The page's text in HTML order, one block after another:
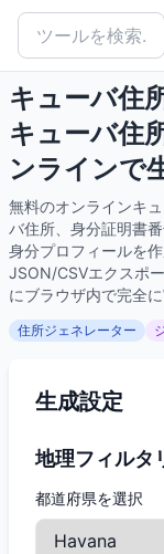
キューバ住
キューバ住
ンラインで
無料のオンラインキ
バ住所、身分証明書
身分プロフィールを
JSON/CSVエクスポ
にブラウザ内で完全に
住所ジェネレーター
生成設定
地理フィルタ
都道府県を選択